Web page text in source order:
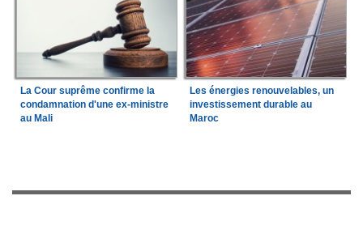
La Cour suprême confirme la
condamnation d'une ex-ministre
au Mali
Les énergies renouvelables, un
investissement durable au
Maroc